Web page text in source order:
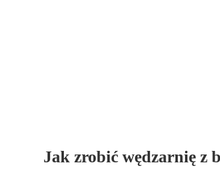
Jak zrobić wędzarnię z